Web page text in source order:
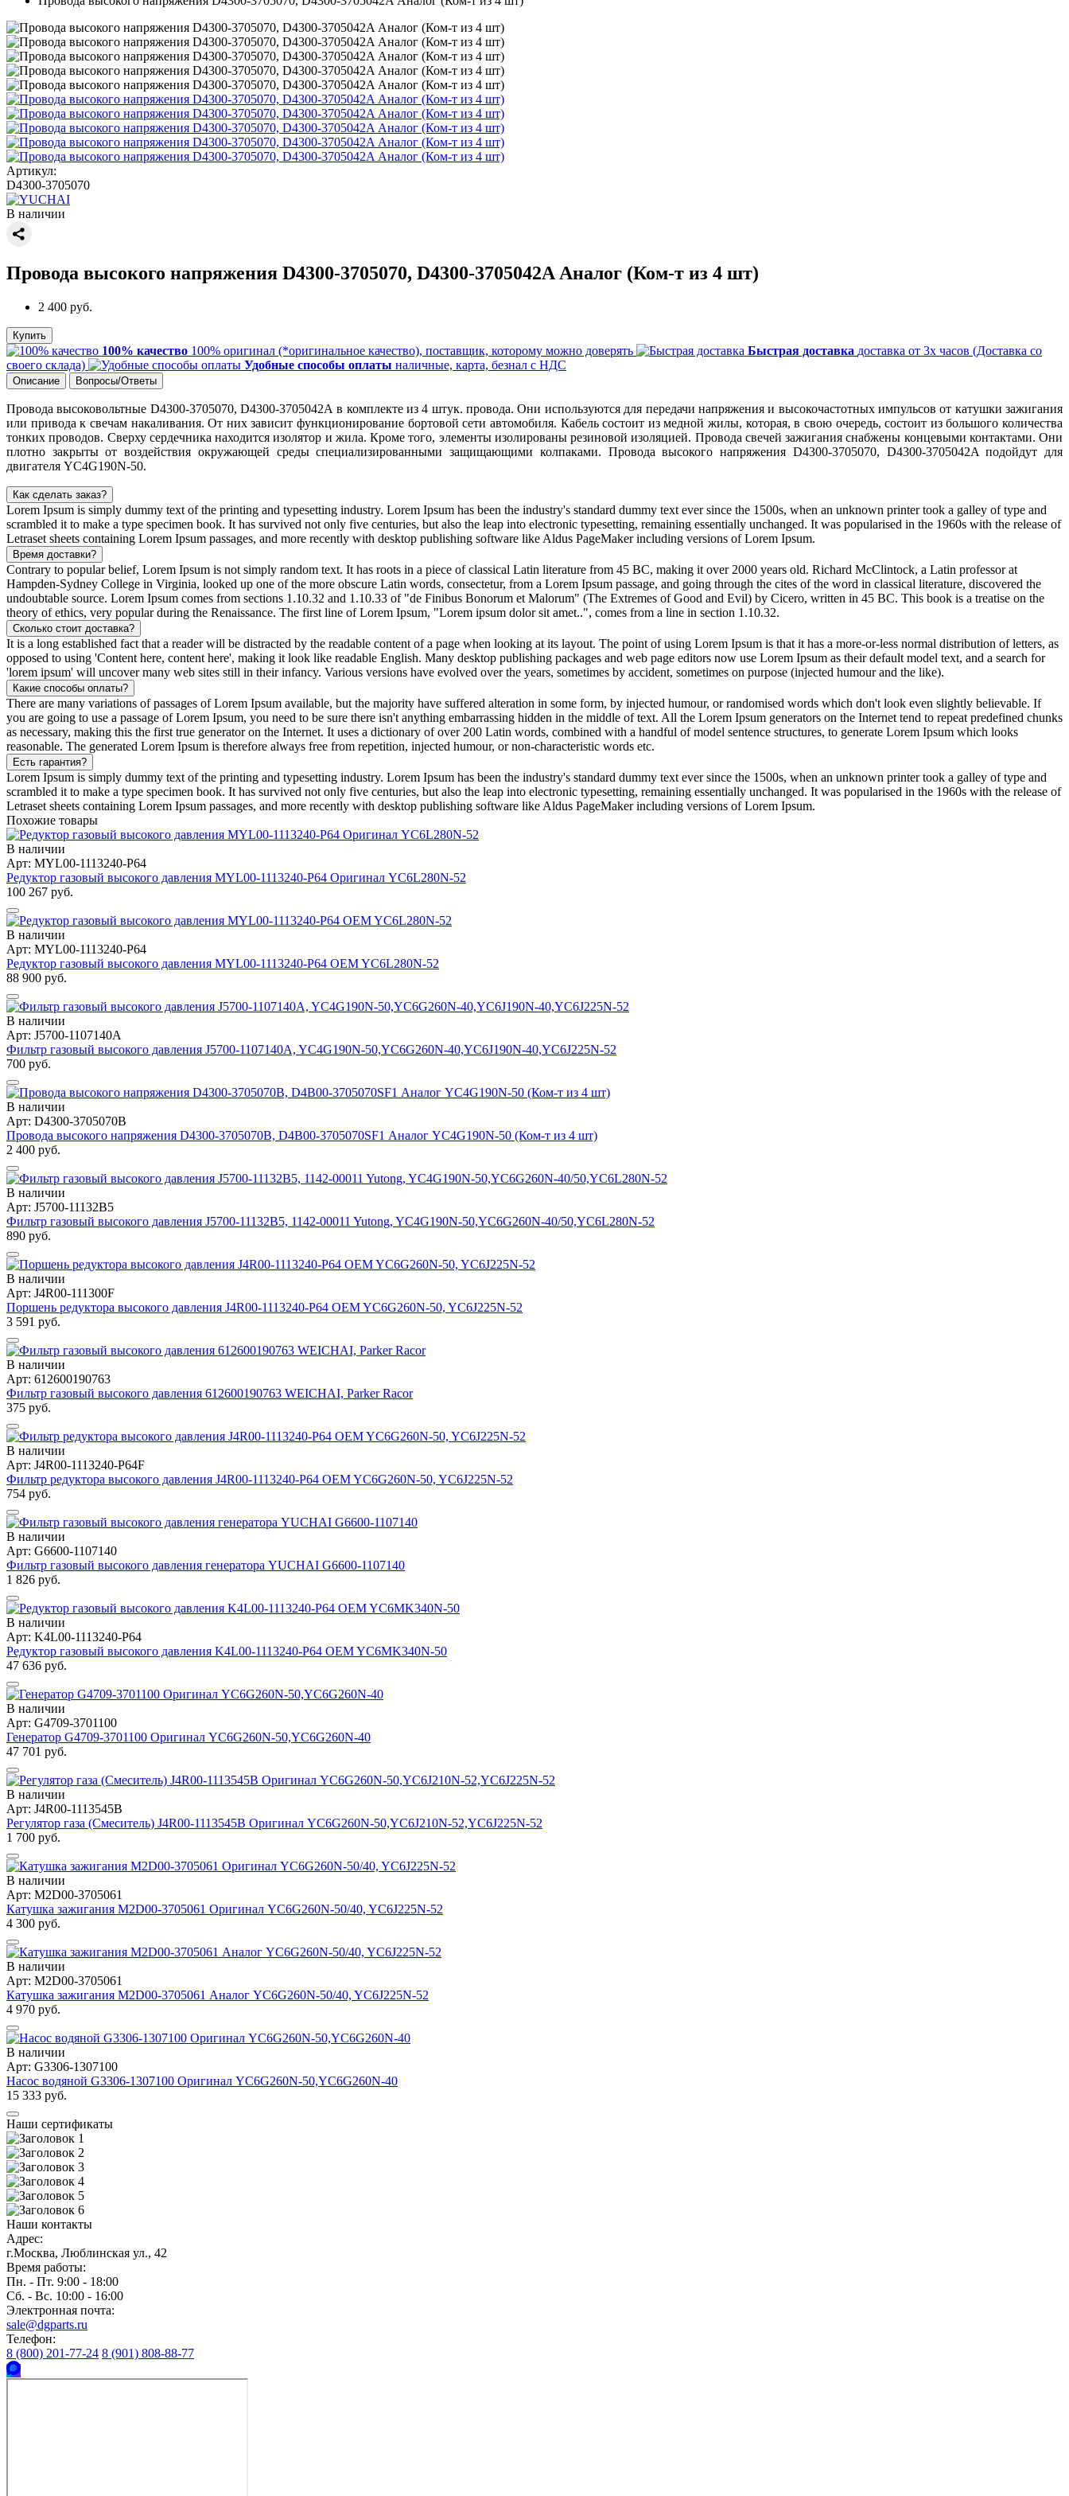
Артикул:
D4300-3705070
В наличии
Провода высокого напряжения D4300-3705070, D4300-3705042A Аналог (Ком-т из 4 шт)
2 400 руб.
Купить
100% качество 100% оригинал (*оригинальное качество), поставщик, которому можно доверять Быстрая доставка доставка от 3х часов (Доставка со
своего склада)
Удобные способы оплаты наличные, карта, безнал с НДС
Описание Вопросы/Ответы
Провода высоковольтные D4300-3705070, D4300-3705042А в комплекте из 4 штук. провода. Они используются для передачи напряжения и высокочастотных импульсов от катушки зажигания
или привода к свечам накаливания. От них зависит функционирование бортовой сети автомобиля. Кабель состоит из медной жилы, которая, в свою очередь, состоит из большого количества
тонких проводов. Сверху сердечника находится изолятор и жила. Кроме того, элементы изолированы резиновой изоляцией. Провода свечей зажигания снабжены концевыми контактами. Они
плотно закрыты от воздействия окружающей среды специализированными защищающими колпаками. Провода высокого напряжения D4300-3705070, D4300-3705042A подойдут для
двигателя YC4G190N-50.
Как сделать заказ?
Lorem Ipsum is simply dummy text of the printing and typesetting industry. Lorem Ipsum has been the industry's standard dummy text ever since the 1500s, when an unknown printer took a galley of type and
scrambled it to make a type specimen book. It has survived not only five centuries, but also the leap into electronic typesetting, remaining essentially unchanged. It was popularised in the 1960s with the release of
Letraset sheets containing Lorem Ipsum passages, and more recently with desktop publishing software like Aldus PageMaker including versions of Lorem Ipsum.
Время доставки?
Contrary to popular belief, Lorem Ipsum is not simply random text. It has roots in a piece of classical Latin literature from 45 BC, making it over 2000 years old. Richard McClintock, a Latin professor at
Hampden-Sydney College in Virginia, looked up one of the more obscure Latin words, consectetur, from a Lorem Ipsum passage, and going through the cites of the word in classical literature, discovered the
undoubtable source. Lorem Ipsum comes from sections 1.10.32 and 1.10.33 of "de Finibus Bonorum et Malorum" (The Extremes of Good and Evil) by Cicero, written in 45 BC. This book is a treatise on the
theory of ethics, very popular during the Renaissance. The first line of Lorem Ipsum, "Lorem ipsum dolor sit amet..", comes from a line in section 1.10.32.
Сколько стоит доставка?
It is a long established fact that a reader will be distracted by the readable content of a page when looking at its layout. The point of using Lorem Ipsum is that it has a more-or-less normal distribution of letters, as
opposed to using 'Content here, content here', making it look like readable English. Many desktop publishing packages and web page editors now use Lorem Ipsum as their default model text, and a search for
'lorem ipsum' will uncover many web sites still in their infancy. Various versions have evolved over the years, sometimes by accident, sometimes on purpose (injected humour and the like).
Какие способы оплаты?
There are many variations of passages of Lorem Ipsum available, but the majority have suffered alteration in some form, by injected humour, or randomised words which don't look even slightly believable. If
you are going to use a passage of Lorem Ipsum, you need to be sure there isn't anything embarrassing hidden in the middle of text. All the Lorem Ipsum generators on the Internet tend to repeat predefined chunks
as necessary, making this the first true generator on the Internet. It uses a dictionary of over 200 Latin words, combined with a handful of model sentence structures, to generate Lorem Ipsum which looks
reasonable. The generated Lorem Ipsum is therefore always free from repetition, injected humour, or non-characteristic words etc.
Есть гарантия?
Lorem Ipsum is simply dummy text of the printing and typesetting industry. Lorem Ipsum has been the industry's standard dummy text ever since the 1500s, when an unknown printer took a galley of type and
scrambled it to make a type specimen book. It has survived not only five centuries, but also the leap into electronic typesetting, remaining essentially unchanged. It was popularised in the 1960s with the release of
Letraset sheets containing Lorem Ipsum passages, and more recently with desktop publishing software like Aldus PageMaker including versions of Lorem Ipsum.
Похожие товары
В наличии
Арт: MYL00-1113240-P64
Редуктор газовый высокого давления MYL00-1113240-P64 Оригинал YC6L280N-52
100 267 руб.
В наличии
Арт: MYL00-1113240-P64
Редуктор газовый высокого давления MYL00-1113240-P64 OEM YC6L280N-52
88 900 руб.
В наличии
Арт: J5700-1107140A
Фильтр газовый высокого давления J5700-1107140A, YC4G190N-50,YC6G260N-40,YC6J190N-40,YC6J225N-52
700 руб.
В наличии
Арт: D4300-3705070B
Провода высокого напряжения D4300-3705070B, D4B00-3705070SF1 Аналог YC4G190N-50 (Ком-т из 4 шт)
2 400 руб.
В наличии
Арт: J5700-11132B5
Фильтр газовый высокого давления J5700-11132B5, 1142-00011 Yutong, YC4G190N-50,YC6G260N-40/50,YC6L280N-52
890 руб.
В наличии
Арт: J4R00-111300F
Поршень редуктора высокого давления J4R00-1113240-P64 OEM YC6G260N-50, YC6J225N-52
3 591 руб.
В наличии
Арт: 612600190763
Фильтр газовый высокого давления 612600190763 WEICHAI, Parker Racor
375 руб.
В наличии
Арт: J4R00-1113240-P64F
Фильтр редуктора высокого давления J4R00-1113240-P64 OEM YC6G260N-50, YC6J225N-52
754 руб.
В наличии
Арт: G6600-1107140
Фильтр газовый высокого давления генератора YUCHAI G6600-1107140
1 826 руб.
В наличии
Арт: K4L00-1113240-P64
Редуктор газовый высокого давления K4L00-1113240-P64 OEM YC6MK340N-50
47 636 руб.
В наличии
Арт: G4709-3701100
Генератор G4709-3701100 Оригинал YC6G260N-50,YC6G260N-40
47 701 руб.
В наличии
Арт: J4R00-1113545B
Регулятор газа (Смеситель) J4R00-1113545B Оригинал YC6G260N-50,YC6J210N-52,YC6J225N-52
1 700 руб.
В наличии
Арт: M2D00-3705061
Катушка зажигания M2D00-3705061 Оригинал YC6G260N-50/40, YC6J225N-52
4 300 руб.
В наличии
Арт: M2D00-3705061
Катушка зажигания M2D00-3705061 Аналог YC6G260N-50/40, YC6J225N-52
4 970 руб.
В наличии
Арт: G3306-1307100
Насос водяной G3306-1307100 Оригинал YC6G260N-50,YC6G260N-40
15 333 руб.
Наши сертификаты
Наши контакты
Адрес:
г.Москва, Люблинская ул., 42
Время работы:
Пн. - Пт. 9:00 - 18:00
Сб. - Вс. 10:00 - 16:00
Электронная почта:
sale@dgparts.ru
Телефон:
8 (800) 201-77-24 8 (901) 808-88-77